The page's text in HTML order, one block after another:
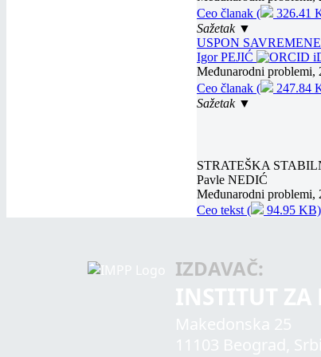
Ceo članak (
326.41
Sažetak ▼
USPON
Igor PEJIĆ
Međunarodni problemi,
Ceo članak (
247.84
Sažetak ▼
STRATEŠKA
Pavle NEDIĆ
Međunarodni problemi,
Ceo tekst (
94.95 KB)
IZDAVAČ: